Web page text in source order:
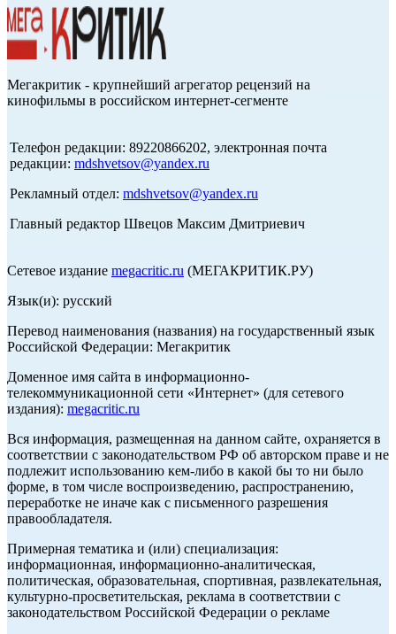
Мегакритик - крупнейший агрегатор рецензий на
кинофильмы в российском интернет-сегменте
Телефон редакции: 89220866202, электронная почта
редакции: mdshvetsov@yandex.ru
Рекламный отдел: mdshvetsov@yandex.ru
Главный редактор Швецов Максим Дмитриевич
Сетевое издание megacritic.ru (МЕГАКРИТИК.РУ)
Язык(и): русский
Перевод наименования (названия) на государственный язык
Российской Федерации: Мегакритик
Доменное имя сайта в информационно-
телекоммуникационной сети «Интернет» (для сетевого
издания): megacritic.ru
Вся информация, размещенная на данном сайте, охраняется в
соответствии с законодательством РФ об авторском праве и не
подлежит использованию кем-либо в какой бы то ни было
форме, в том числе воспроизведению, распространению,
переработке не иначе как с письменного разрешения
правообладателя.
Примерная тематика и (или) специализация:
информационная, информационно-аналитическая,
политическая, образовательная, спортивная, развлекательная,
культурно-просветительская, реклама в соответствии с
законодательством Российской Федерации о рекламе